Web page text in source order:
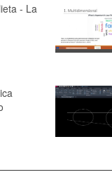
- La